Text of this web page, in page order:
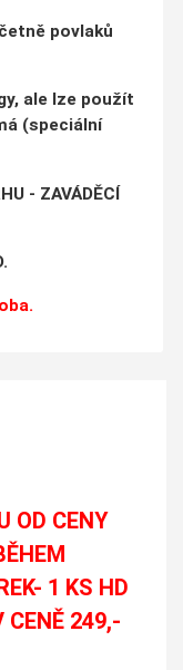
povlaků
ale lze použít
(speciální
- ZAVÁDĚCÍ
OD CENY
1 KS HD
CENĚ 249,-